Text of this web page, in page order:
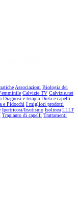
Associazioni Biologia dei
Calvizie TV Calvizie.net
Diagnosi e terapia Dieta e capelli
e Pidocchi I migliori prodotti
Ipertricosi/Irsutismo Isolinea LLLT
Trapianto di capelli Trattamenti